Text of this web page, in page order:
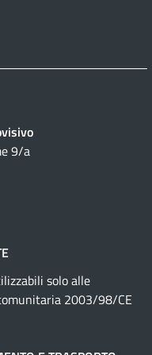
9/a
solo alle
2003/98/CE